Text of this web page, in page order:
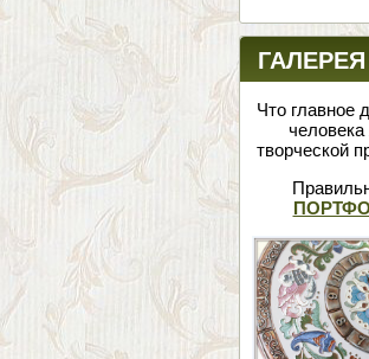
Что главное
творческой